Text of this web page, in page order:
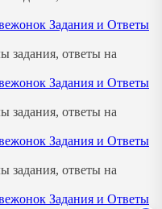
Задания и Ответы
задания, ответы на
Задания и Ответы
задания, ответы на
Задания и Ответы
задания, ответы на
Задания и Ответы